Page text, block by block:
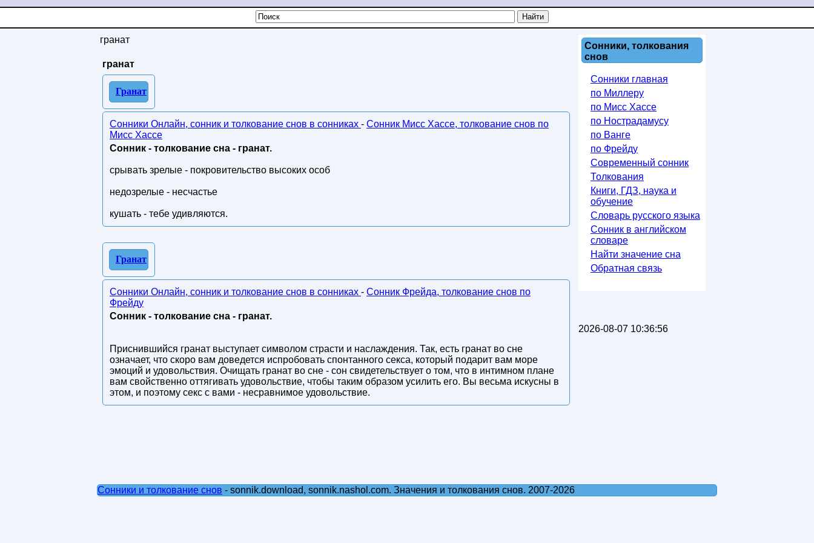
гранат
гранат
Гранат
Сонники Онлайн, сонник и толкование снов в сонниках - Сонник Мисс Хассе, толкование снов по
Мисс Хассе
Сонник - толкование сна - гранат.
срывать зрелые - покровительство высоких особ
недозрелые - несчастье
кушать - тебе удивляются.
Гранат
Сонники Онлайн, сонник и толкование снов в сонниках - Сонник Фрейда, толкование снов по
Фрейду
Сонник - толкование сна - гранат.
Приснившийся гранат выступает символом страсти и наслаждения. Так, есть гранат во сне
означает, что скоро вам доведется испробовать спонтанного секса, который подарит вам море
эмоций и удовольствия. Очищать гранат во сне - сон свидетельствует о том, что в интимном плане
вам свойственно оттягивать удовольствие, чтобы таким образом усилить его. Вы весьма искусны в
этом, и поэтому секс с вами - несравнимое удовольствие.
Сонники, толкования
снов
Сонники главная
по Миллеру
по Мисс Хассе
по Нострадамусу
по Ванге
по Фрейду
Современный сонник
Толкования
Книги, ГДЗ, наука и
обучение
Словарь русского языка
Сонник в английском
словаре
Найти значение сна
Обратная связь
2026-08-07 10:36:56
Сонники и толкование снов - sonnik.download, sonnik.nashol.com. Значения и толкования снов. 2007-2026